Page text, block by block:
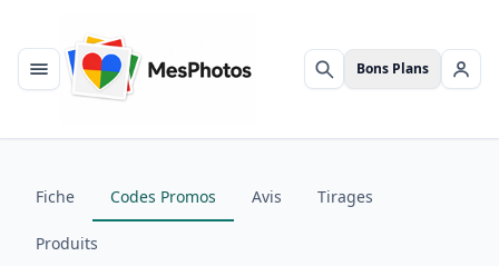
Menu Rechercher
Bons Plans Se
Fiche Codes Promos Avis Tirages
Produits